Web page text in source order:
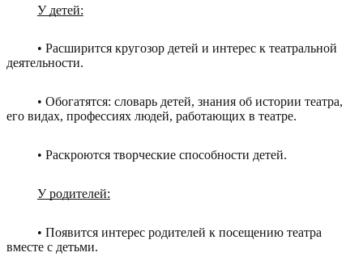
У детей:
• Расширится кругозор детей и интерес к театральной
деятельности.
• Обогатятся: словарь детей, знания об истории театра,
его видах, профессиях людей, работающих в театре.
• Раскроются творческие способности детей.
У родителей:
• Появится интерес родителей к посещению театра
вместе с детьми.